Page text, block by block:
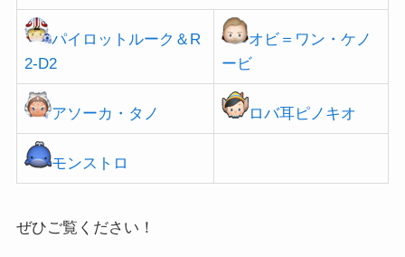
パイロットルーク＆R
2-D2
オビ＝ワン・ケノ
ービ
アソーカ・タノ ロバ耳ピノキオ
モンストロ
ぜひご覧ください！